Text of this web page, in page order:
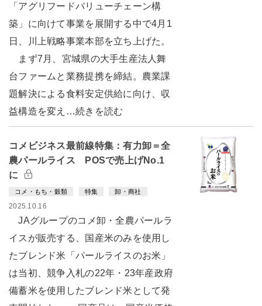
「アグリフードバリューチェーン構
築」に向けて事業を展開する中で4月1
日、川上戦略事業本部を立ち上げた。
まず7月、宮城県の大手生産法人舞
台ファームと業務提携を締結。農業課
題解決による食料安定供給に向け、収
益構造を変え…続きを読む
コメビジネス最前線特集：有力卸＝全
農パールライス POSで売上げNo.1
に
コメ・もち・穀類 特集 卸・商社
2025.10.16
JAグループのコメ卸・全農パールラ
イスが販売する、国産米のみを使用し
たブレンド米「パールライスのお米」
は当初、競争入札の22年・23年産政府
備蓄米を使用したブレンド米として発